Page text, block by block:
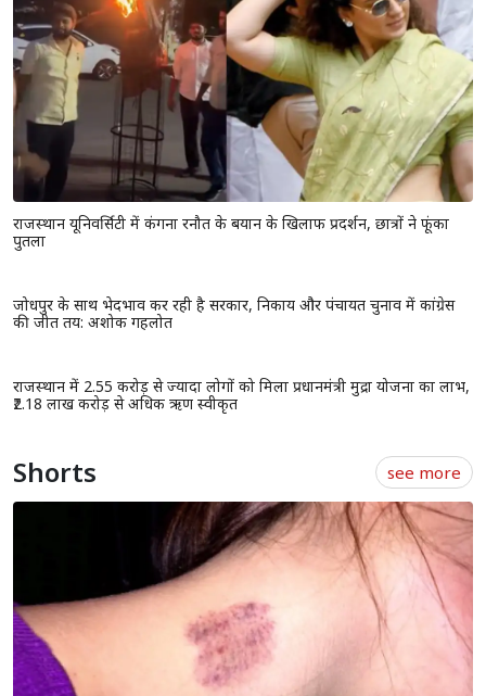
राजस्थान यूनिवर्सिटी में कंगना रनौत के बयान के खिलाफ प्रदर्शन, छात्रों ने फूंका
पुतला
जोधपुर के साथ भेदभाव कर रही है सरकार, निकाय और पंचायत चुनाव में कांग्रेस
की जीत तय: अशोक गहलोत